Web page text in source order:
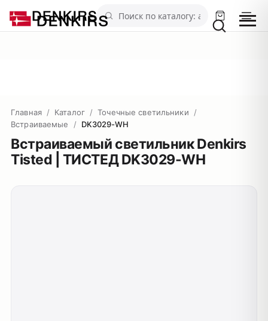
Главная / Каталог / Точечные светильники
/
Встраиваемые
/ DK3029-WH
Встраиваемый светильник Denkirs
Tisted | ТИСТЕД DK3029-WH